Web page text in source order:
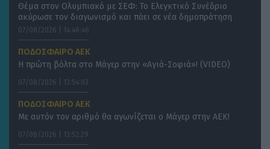
Θέμα στον Ολυμπιακό με ΣΕΦ: Το Ελεγκτικό Συνέδριο
ακύρωσε τον διαγωνισμό και πάει σε νέα δημοπράτηση
07/08/2026 | 14:46:46
ΠΟΔΟΣΦΑΙΡΟ ΑΕΚ
Η πρώτη βόλτα στο Μάγερ στην «Αγιά-Σοφιά»! (VIDEO)
07/08/2026 | 13:54:03
ΠΟΔΟΣΦΑΙΡΟ ΑΕΚ
Με αυτόν τον αριθμό θα αγωνίζεται ο Μάγερ στην ΑΕΚ!
07/08/2026 | 13:52:29